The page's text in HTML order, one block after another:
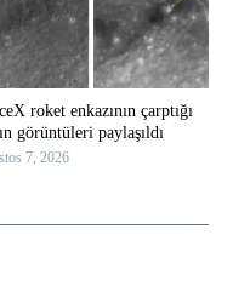
roket enkazının çarptığı
görüntüleri paylaşıldı
7, 2026